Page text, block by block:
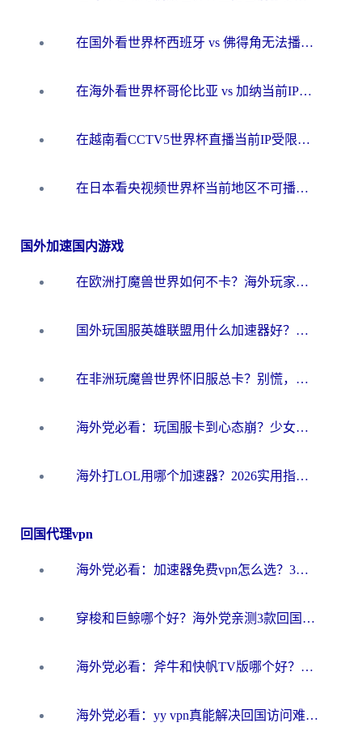
在国外看世界杯西班牙 vs 佛得角无法播放？这篇指南帮你解锁所有中文体育直播
在海外看世界杯哥伦比亚 vs 加纳当前IP受限制？这篇指南帮你流畅看中文解说赛事
在越南看CCTV5世界杯直播当前IP受限制？海外党体育观赛终极指南来了
在日本看央视频世界杯当前地区不可播放？海外党体育观赛终极指南
国外加速国内游戏
在欧洲打魔兽世界如何不卡？海外玩家的国服游戏加速终极攻略
国外玩国服英雄联盟用什么加速器好？海外党亲测有效的国服游戏加速指南
在非洲玩魔兽世界怀旧服总卡？别慌，这份指南帮你丝滑开荒
海外党必看：玩国服卡到心态崩？少女前线云图计划加速器免费推荐+碧蓝航线足球世界流畅攻略
海外打LOL用哪个加速器？2026实用指南：从延迟到设备适配，一篇解决你的国服游戏痛点
回国代理vpn
海外党必看：加速器免费vpn怎么选？3步教你无缝访问国内资源
穿梭和巨鲸哪个好？海外党亲测3款回国加速器，教你避开90%的坑
海外党必看：斧牛和快帆TV版哪个好？3分钟选对回国加速器，无缝刷B站、追热剧
海外党必看：yy vpn真能解决回国访问难题？附云极initap测评+免费方案对比